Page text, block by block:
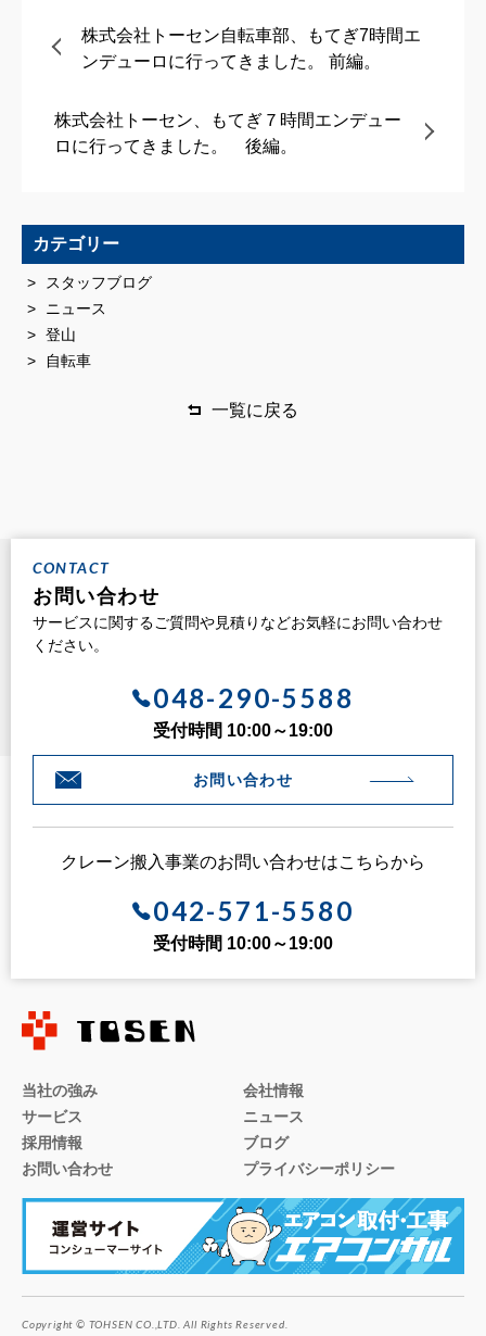
株式会社トーセン自転車部、もてぎ7時間エ
ンデューロに行ってきました。 前編。
株式会社トーセン、もてぎ７時間エンデュー
ロに行ってきました。 後編。
カテゴリー
スタッフブログ
ニュース
登山
自転車
一覧に戻る
CONTACT
お問い合わせ
サービスに関するご質問や見積りなどお気軽にお問い合わせ
ください。
048-290-5588
受付時間 10:00～19:00
お問い合わせ
クレーン搬入事業のお問い合わせはこちらから
042-571-5580
受付時間 10:00～19:00
当社の強み
会社情報
サービス
ニュース
採用情報
ブログ
お問い合わせ
プライバシーポリシー
Copyright © TOHSEN CO.,LTD. All Rights Reserved.